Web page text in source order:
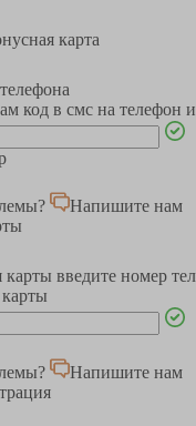
карта
код в смс на телефон
Напишите нам
карты введите номер
Напишите нам